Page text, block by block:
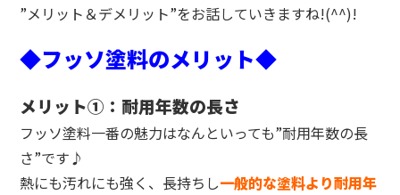
”メリット＆デメリット”をお話していきますね!(^^)!
◆フッソ塗料のメリット◆
メリット①：耐用年数の長さ
フッソ塗料一番の魅力はなんといっても”耐用年数の長
さ”です♪
熱にも汚れにも強く、長持ちし一般的な塗料より耐用年